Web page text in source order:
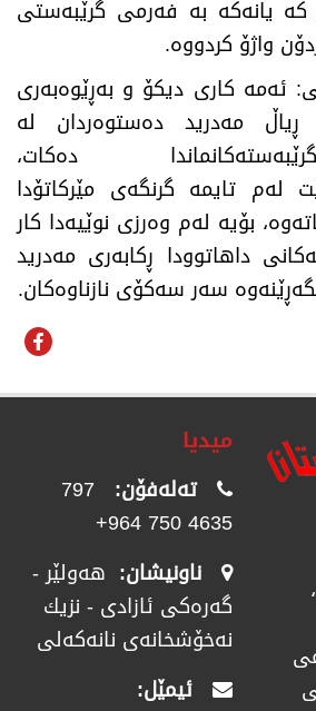
کە یانەکە بە فەرمی گرێبەستی
واژۆ کردووە.
ئەمە کاری دیکۆ و بەڕێوەبەری
ڕیاڵ مەدرید دەستوەردان لە
دەکات،
لەم تایمە گرنگەی مێرکاتۆدا
بۆیە لەم وەرزی نوێیەدا کار
داهاتوودا ڕکابەری مەدرید
سەر سەکۆی نازناوەکان.
میدیا
تەلەفۆن: 797
4635 750 964+
ناونیشان: هەولێر -
گەرەکی ئازادی - نزیك
نەخۆشخانەی نانەکەلی
ئیمێل: